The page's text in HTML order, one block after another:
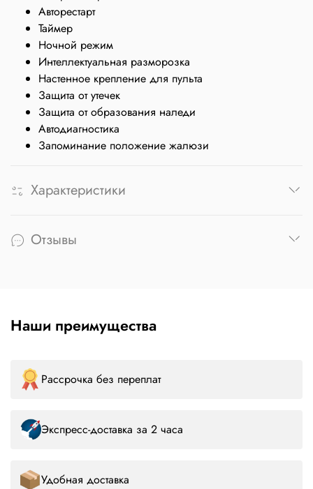
Авторестарт
Таймер
Ночной режим
Интеллектуальная разморозка
Настенное крепление для пульта
Защита от утечек
Защита от образования наледи
Автодиагностика
Запоминание положение жалюзи
Характеристики
Отзывы
Наши преимущества
Рассрочка без переплат
Экспресс-доставка за 2 часа
Удобная доставка